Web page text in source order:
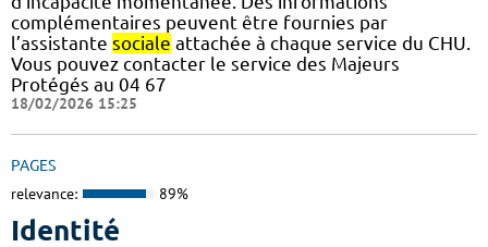
complémentaires peuvent être fournies par
l’assistante sociale attachée à chaque service du CHU.
Vous pouvez contacter le service des Majeurs
Protégés au 04 67
18/02/2026 15:25
PAGES
relevance: 89%
Identité